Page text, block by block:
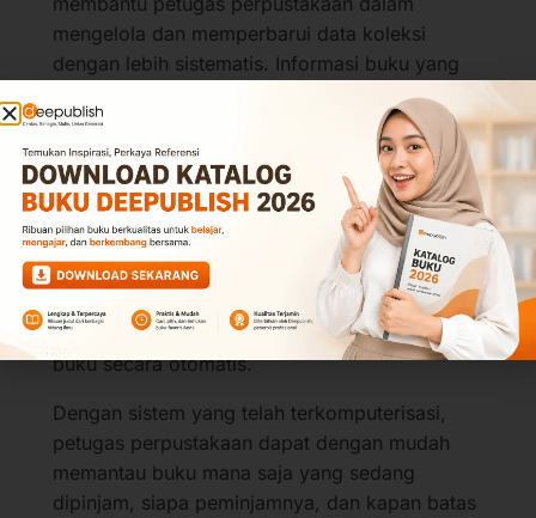
mengelola dan memperbarui data koleksi
dengan lebih sistematis. Informasi buku yang
tersaji pun menjadi lebih akurat dan selalu up to
date.
3. Fitur Monitoring Peminjaman dan
Pengembalian Buku
Fitur penting lainnya adalah sistem monitoring
keluar-masuk buku. Fitur tersebut berfungsi
untuk mencatat semua kegiatan peminjaman,
pengembalian, dan perpanjangan masa pinjam
buku secara otomatis.
Dengan sistem yang telah terkomputerisasi,
petugas perpustakaan dapat dengan mudah
memantau buku mana saja yang sedang
dipinjam, siapa peminjamnya, dan kapan batas